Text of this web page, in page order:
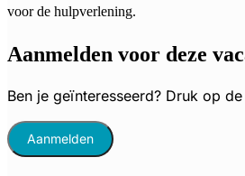
voor de hulpverlening.
Aanmelden voor deze
Ben je geïnteresseerd? Druk op
Aanmelden